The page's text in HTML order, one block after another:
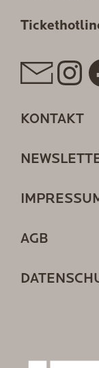
KONTAKT
AGB